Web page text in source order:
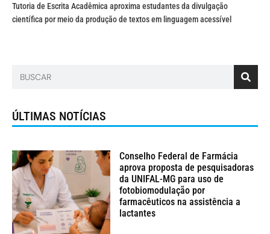
Tutoria de Escrita Acadêmica aproxima estudantes da divulgação
científica por meio da produção de textos em linguagem acessível
ÚLTIMAS NOTÍCIAS
Conselho Federal de Farmácia
aprova proposta de pesquisadoras
da UNIFAL-MG para uso de
fotobiomodulação por
farmacêuticos na assistência a
lactantes